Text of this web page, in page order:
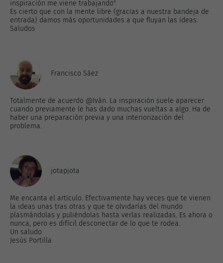
inspiración me viene trabajando".
Es cierto que con la mente libre (gracias a nuestra bandeja de
entrada) damos más oportunidades a que fluyan las ideas.
Saludos
Francisco Sáez
Totalmente de acuerdo @Iván. La inspiración suele aparecer
cuando previamente le has dado muchas vueltas a algo. Ha de
haber una preparación previa y una interiorización del
problema.
jotapjota
Me encanta el artículo. Efectivamente hay veces que te vienen
la ideas unas tras otras y que te olvidarías del mundo
plasmándolas y puliéndolas hasta verlas realizadas. Es ahora o
nunca, pero es difícil desconectar de lo que te rodea.
Un saludo
Jesús Portilla